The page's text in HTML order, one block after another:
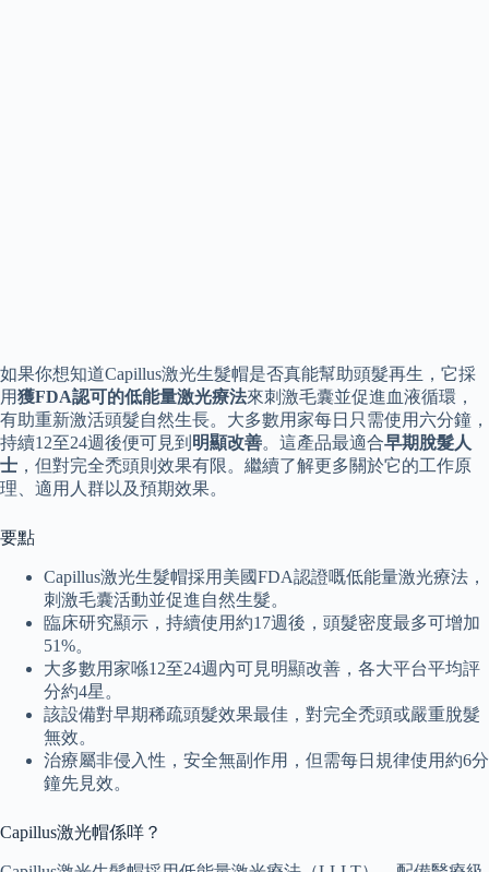
如果你想知道Capillus激光生髮帽是否真能幫助頭髮再生，它採
用獲FDA認可的低能量激光療法來刺激毛囊並促進血液循環，
有助重新激活頭髮自然生長。大多數用家每日只需使用六分鐘，
持續12至24週後便可見到 明顯改善。這產品最適合早期脫髮人
士 ，但對完全禿頭則效果有限。繼續了解更多關於它的工作原
理、適用人群以及預期效果。
要點
Capillus激光生髮帽採用美國FDA認證嘅低能量激光療法，
刺激毛囊活動並促進自然生髮。
臨床研究顯示，持續使用約17週後，頭髮密度最多可增加
51%。
大多數用家喺12至24週內可見明顯改善，各大平台平均評
分約4星。
該設備對早期稀疏頭髮效果最佳，對完全禿頭或嚴重脫髮
無效。
治療屬非侵入性，安全無副作用，但需每日規律使用約6分
鐘先見效。
Capillus激光帽係咩？